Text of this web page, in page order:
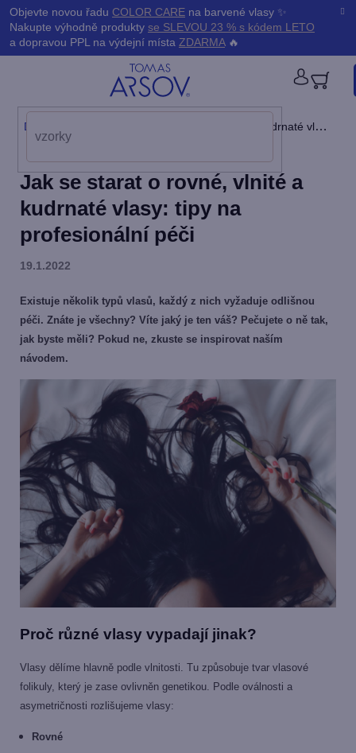
Přejít
na
obsah
Objevte novou řadu COLOR CARE na barvené vlasy ✨
Nakupte výhodně produkty se SLEVOU 23 % s kódem LETO
a dopravou PPL na výdejní místa ZDARMA🔥
Domů Jak se starat o rovné, vlnité a kudrnaté vlasy: tipy na profesionální péči
Jak se starat o rovné, vlnité a
kudrnaté vlasy: tipy na
profesionální péči
19.1.2022
Existuje několik typů vlasů, každý z nich vyžaduje odlišnou
péči. Znáte je všechny? Víte jaký je ten váš? Pečujete o ně tak,
jak byste měli? Pokud ne, zkuste se inspirovat naším
návodem.
Proč různé vlasy vypadají jinak?
Vlasy dělíme hlavně podle vlnitosti. Tu způsobuje tvar vlasové
folikuly, který je zase ovlivněn genetikou. Podle oválnosti a
asymetričnosti rozlišujeme vlasy:
Rovné
K
o
Zpět
Zpět